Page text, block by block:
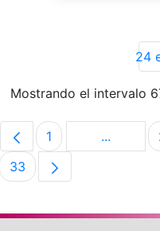
24
Mostrando el intervalo
Página
1 ...Páginas
Página
33